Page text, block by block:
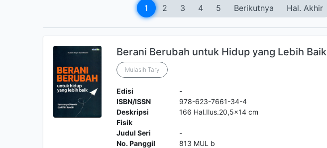
1 2 3 4 5 Berikutnya Hal. Akhir
Berani Berubah untuk Hidup yang Lebih Baik
Mulasih Tary
Edisi
-
ISBN/ISSN
978-623-7661-34-4
Deskripsi
Fisik
166 Hal.Ilus.20,5x14 cm
Judul Seri
-
No. Panggil
813 MUL b